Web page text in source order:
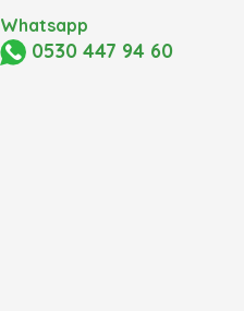
Whatsapp
0530 447 94 60